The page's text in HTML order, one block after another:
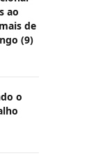
ao
de
(9)
o